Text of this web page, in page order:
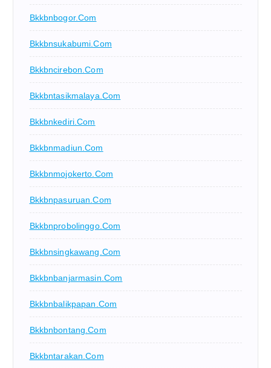
Bkkbnbogor.com
Bkkbnsukabumi.com
Bkkbncirebon.com
Bkkbntasikmalaya.com
Bkkbnkediri.com
Bkkbnmadiun.com
Bkkbnmojokerto.com
Bkkbnpasuruan.com
Bkkbnprobolinggo.com
Bkkbnsingkawang.com
Bkkbnbanjarmasin.com
Bkkbnbalikpapan.com
Bkkbnbontang.com
Bkkbntarakan.com